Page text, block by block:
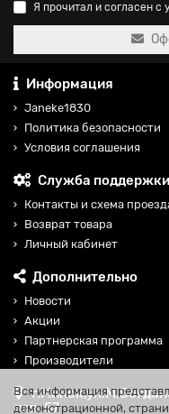
Я прочитал и согласен с
Информация
Janeke1830
Политика безопасности
Условия соглашения
Служба поддержки
Контакты и схема
Возврат товара
Личный кабинет
Дополнительно
Новости
Акции
Партнерская программа
Производители
пав. 57
Вся информация
демонстрационной,